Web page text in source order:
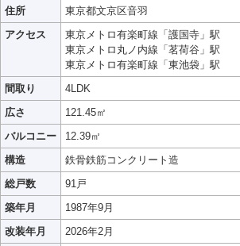
住所
東京都文京区音羽
アクセス
東京メトロ有楽町線「護国寺」駅
東京メトロ丸ノ内線「茗荷谷」駅
東京メトロ有楽町線「東池袋」駅
間取り
4LDK
広さ
121.45㎡
バルコニー
12.39㎡
構造
鉄骨鉄筋コンクリート造
総戸数
91戸
築年月
1987年9月
改装年月
2026年2月